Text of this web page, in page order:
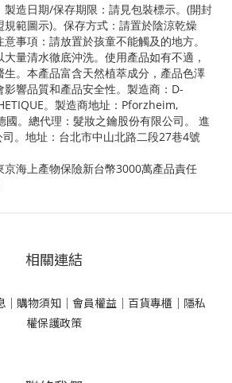
製造日期/保存期限：請見包裝標示。(開封
範圖示)。保存方式：請置於陰涼乾燥
事項：請放置於孩童不能觸及的地方。
量清水徹底沖洗。使用產品如有不適，
。本產品富含天然植萃成分，產品色澤
響品質和產品安全性。製造商：D-
。製造商地址：Pforzheim,
國。總代理：髮妝之鑰股份有限公司。 進
。地址：台北市中山北路二段27巷4號
海上產物保險新台幣3000萬產品責任
相關連結
購物須知｜ 會員權益｜ 百貨專櫃｜ 隱私
權保護政策